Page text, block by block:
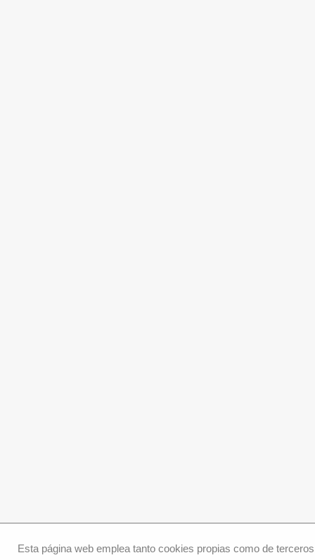
Esta página web emplea tanto cookies propias como de terceros